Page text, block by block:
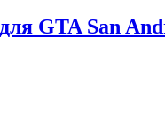
GTA San